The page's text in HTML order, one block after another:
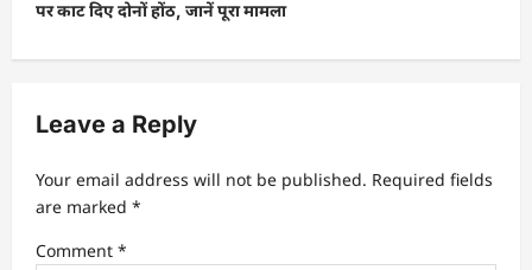
पर काट दिए दोनों होंठ, जानें पूरा मामला
Leave a Reply
Your email address will not be published. Required fields
are marked *
Comment *